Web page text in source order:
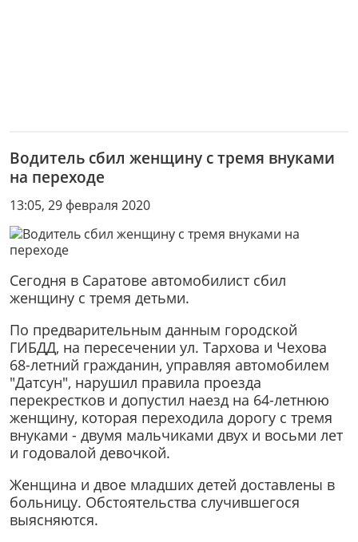
Водитель сбил женщину с тремя внуками
на переходе
13:05, 29 февраля 2020
Сегодня в Саратове автомобилист сбил
женщину с тремя детьми.
По предварительным данным городской
ГИБДД, на пересечении ул. Тархова и Чехова
68-летний гражданин, управляя автомобилем
"Датсун", нарушил правила проезда
перекрестков и допустил наезд на 64-летнюю
женщину, которая переходила дорогу с тремя
внуками - двумя мальчиками двух и восьми лет
и годовалой девочкой.
Женщина и двое младших детей доставлены в
больницу. Обстоятельства случившегося
выясняются.